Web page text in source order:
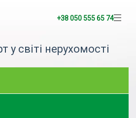
+38 050 555 65 74
у світі нерухомості